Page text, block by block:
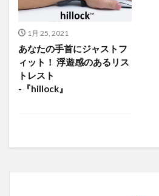
1月 25, 2021
あなたの手首にジャストフ
ィット！ 浮遊感のあるリス
トレスト
-『hillock』